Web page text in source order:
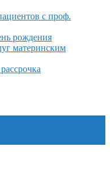
с проф.
рождения
материнским